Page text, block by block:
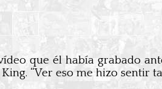
que él había grabado
King. “Ver eso me hizo sentir